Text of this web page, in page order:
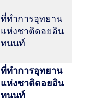
ที่ทำการอุทยาน
แห่งชาติดอยอิน
ทนนท์
ที่ทำการอุทยาน
แห่งชาติดอยอิน
ทนนท์